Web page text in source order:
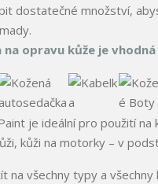
dostatečné množství,
na opravu kůže je
je ideální pro použití
kůži na motorky – v
na všechny typy a všechny